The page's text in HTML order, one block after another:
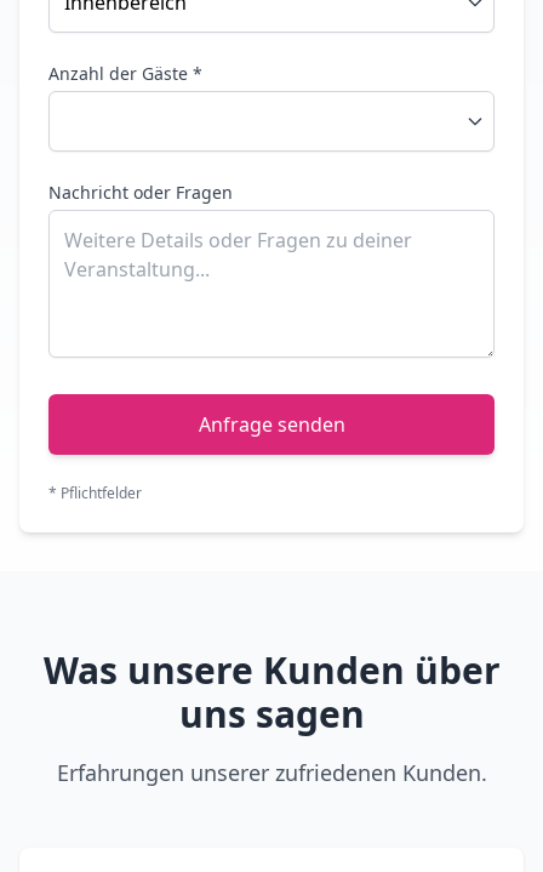
Anzahl der Gäste *
Nachricht oder Fragen
Anfrage senden
* Pflichtfelder
Was unsere Kunden über
uns sagen
Erfahrungen unserer zufriedenen Kunden.